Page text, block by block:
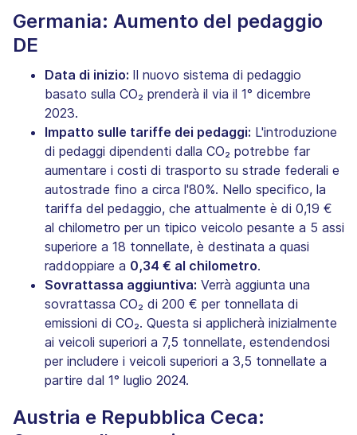
Germania: Aumento del pedaggio
DE
Data di inizio: Il nuovo sistema di pedaggio
basato sulla CO₂ prenderà il via il 1° dicembre
2023.
Impatto sulle tariffe dei pedaggi: L'introduzione
di pedaggi dipendenti dalla CO₂ potrebbe far
aumentare i costi di trasporto su strade federali e
autostrade fino a circa l'80%. Nello specifico, la
tariffa del pedaggio, che attualmente è di 0,19 €
al chilometro per un tipico veicolo pesante a 5 assi
superiore a 18 tonnellate, è destinata a quasi
raddoppiare a 0,34 € al chilometro.
Sovrattassa aggiuntiva: Verrà aggiunta una
sovrattassa CO₂ di 200 € per tonnellata di
emissioni di CO₂. Questa si applicherà inizialmente
ai veicoli superiori a 7,5 tonnellate, estendendosi
per includere i veicoli superiori a 3,5 tonnellate a
partire dal 1° luglio 2024.
Austria e Repubblica Ceca: